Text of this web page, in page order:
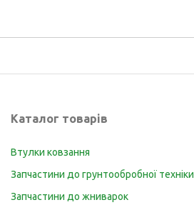
Каталог товарів
Втулки ковзання
Запчастини до грунтообробної техніки
Запчастини до жниварок